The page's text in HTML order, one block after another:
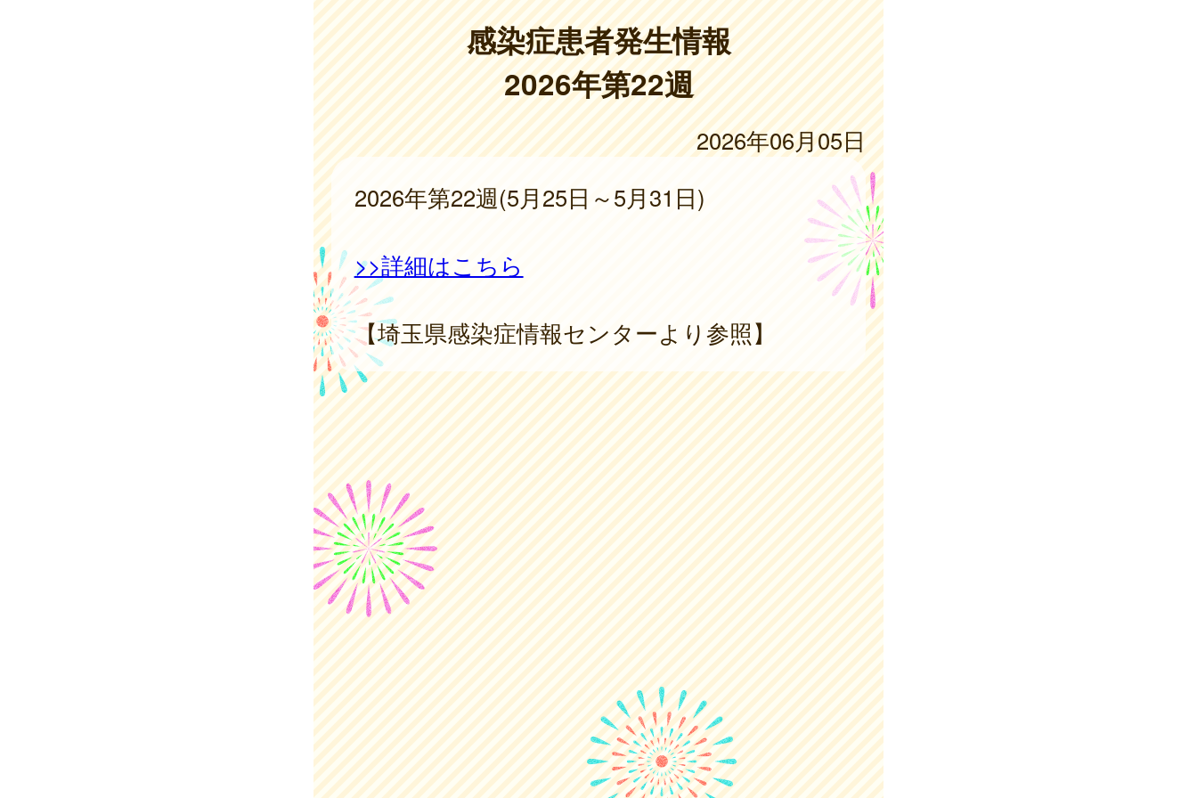
感染症患者発生情報
2026年第22週
2026年06月05日
2026年第22週(5月25日～5月31日)
>>詳細はこちら
【埼玉県感染症情報センターより参照】